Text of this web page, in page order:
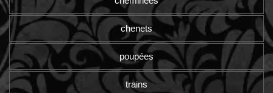
chenets
poupées
trains